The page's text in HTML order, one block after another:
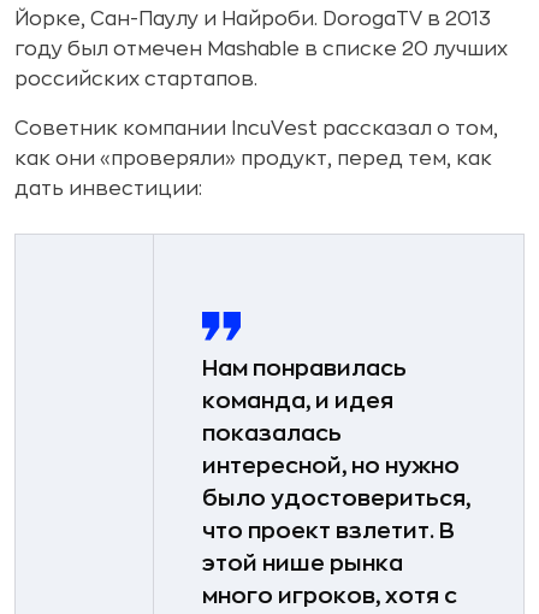
Йорке, Сан­-Паулу и Найроби. DorogaTV в 2013
году был отмечен Mashable в списке 20 лучших
российских стартапов.
Советник компании IncuVest рассказал о том,
как они «проверяли» продукт, перед тем, как
дать инвестиции:
Нам понравилась
команда, и идея
показалась
интересной, но нужно
было удостовериться,
что проект взлетит. ­В
этой нише рынка
много игроков, хотя с